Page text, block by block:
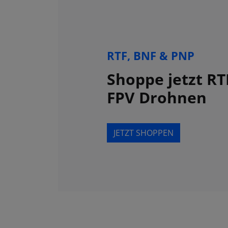
RTF, BNF & PNP
Shoppe jetzt
FPV Drohnen
JETZT SHOPPEN